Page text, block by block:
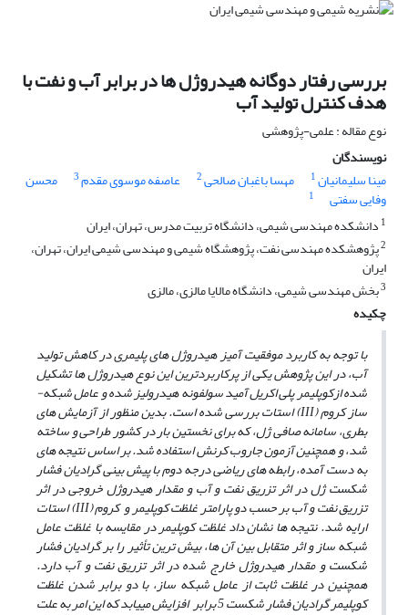
بررسی رفتار دوگانه هیدروژل ها در برابر آب و نفت با
هدف کنترل تولید آب
نوع مقاله : علمی-پژوهشی
نویسندگان
مینا سلیمانیان1 مهسا باغبان صالحی2 عاصفه موسوی مقدم3 محسن
وفایی سفتی
1
1 دانشکده مهندسی شیمی، دانشگاه تربیت مدرس، تهران، ایران
2پژوهشکده مهندسی نفت، پژوهشگاه شیمی و مهندسی شیمی ایران، تهران،
ایران
3بخش مهندسی شیمی، دانشگاه مالایا مالزی، مالزی
چکیده
با توجه به کاربرد موفقیت ­آمیز هیدروژل­ های پلیمری در کاهش تولید
آب، در این پژوهش یکی از پرکاربرد­ترین این نوع هیدروژل­ ها تشکیل
شده ازکوپلیمر پلی اکریل آمید سولفونه هیدرولیز شده و عامل شبکه­
ساز کروم (III) استاتبررسی شده است. بدین منظور از آزمایش­ های
بطری، سامانه صافی ژل، که برای نخستین بار در کشور طراحی و ساخته
شد، و همچنین آزمون جاروب کرنش استفاده شد. بر اساس نتیجه­ های
به دست آمده، رابطه ­های ریاضی درجه دوم با پیش بینی گرادیان فشار
شکست ژل در اثر تزریق نفت و آب و مقدار هیدروژل خروجی در اثر
تزریق نفت و آب بر حسب دو پارامتر غلظت کوپلیمر و کروم (III) استات
ارایه شد. نتیجه­ ها نشان داد غلظت کوپلیمر در مقایسه با غلظت عامل
شبکه­ ساز و اثر متقابل بین آن­ ها، بیش­ ترین تأثیر را بر گرادیان فشار
شکست و مقدار هیدروژل خارج شده در اثر تزریق نفت و آب دارد.
همچنین در غلظت ثابت از عامل شبکه ­ساز، با دو برابر شدن غلظت
کوپلیمر گرادیان فشار شکست 5 برابر افزایش می­یابد که این امر به علت